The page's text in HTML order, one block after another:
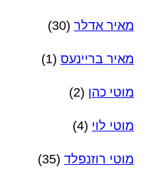
מאיר אדלר (30)
מאיר בריינעס (1)
מוטי כהן (2)
מוטי לוי (4)
מוטי רוזנפלד (35)